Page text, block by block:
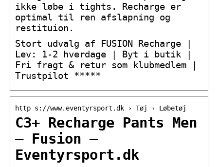
ikke løbe i tights. Recharge er
optimal til ren afslapning og
restituion.
Stort udvalg af FUSION Recharge |
Lev: 1-2 hverdage | Byt i butik |
Fri fragt & retur som klubmedlem |
Trustpilot *****
http s://www.eventyrsport.dk › Tøj › Løbetøj
C3+ Recharge Pants Men
– Fusion –
Eventyrsport.dk